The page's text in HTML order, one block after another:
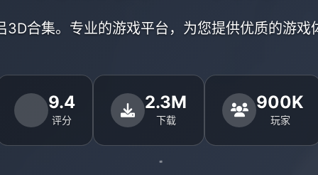
3D合集。专业的游戏平台，为您提供优质的游戏
9.4
评分
2.3M
下载
900K
玩家